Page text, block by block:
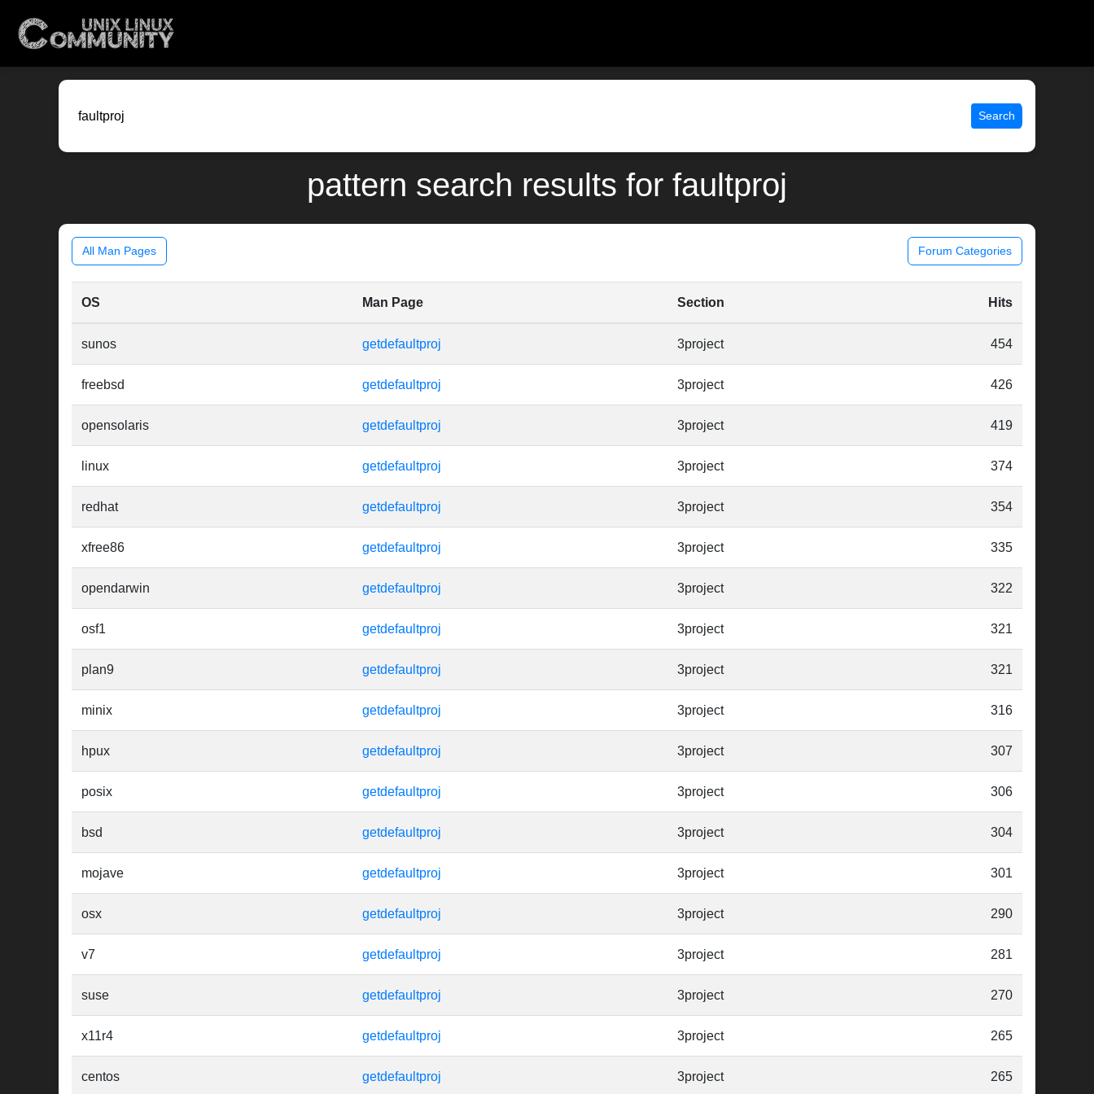
Search
pattern search results for faultproj
All Man Pages Forum Categories
OS Man Page Section Hits
sunos getdefaultproj 3project 454
freebsd getdefaultproj 3project 426
opensolaris getdefaultproj 3project 419
linux getdefaultproj 3project 374
redhat getdefaultproj 3project 354
xfree86 getdefaultproj 3project 335
opendarwin getdefaultproj 3project 322
osf1 getdefaultproj 3project 321
plan9 getdefaultproj 3project 321
minix getdefaultproj 3project 316
hpux getdefaultproj 3project 307
posix getdefaultproj 3project 306
bsd getdefaultproj 3project 304
mojave getdefaultproj 3project 301
osx getdefaultproj 3project 290
v7 getdefaultproj 3project 281
suse getdefaultproj 3project 270
x11r4 getdefaultproj 3project 265
centos getdefaultproj 3project 265